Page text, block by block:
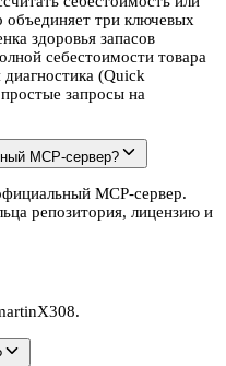
три ключевых
здоровья запасов
себестоимости товара
(Quick
запросы на
MCP-сервер?
MCP-сервер.
репозитория, лицензию и